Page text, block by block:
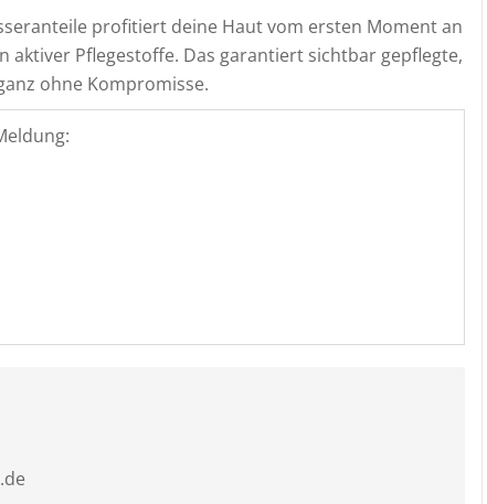
profitiert deine Haut vom ersten Moment an
Pflegestoffe. Das garantiert sichtbar gepflegte,
ohne Kompromisse.